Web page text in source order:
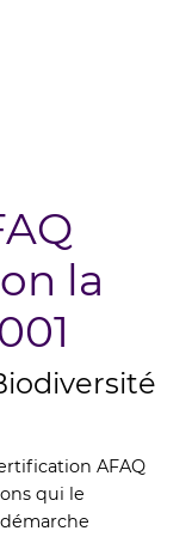
la
AFAQ
qui le